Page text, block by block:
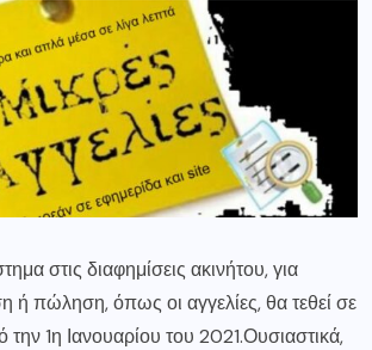
στις διαφημίσεις ακινήτου, για
ή πώληση, όπως οι αγγελίες, θα τεθεί σε
την 1η Ιανουαρίου του 2021.Ουσιαστικά,